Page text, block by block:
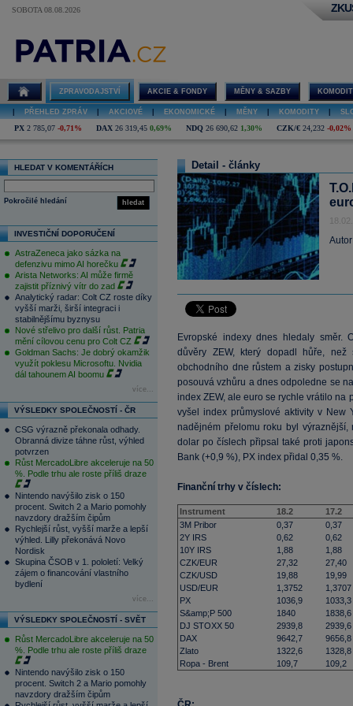
SOBOTA 08.08.2026
ZPRAVODAJSTVÍ AKCIE & FONDY MĚNY & SAZBY
PŘEHLED ZPRÁV AKCIOVÉ EKONOMICKÉ MĚNY KOMODITY
PX 2 785,07 -0,71% DAX 26 319,45 0,69% NDQ 26 690,62 1,30% CZK/€ 24,232 -0,02%
HLEDAT V KOMENTÁŘÍCH
hledat
Pokročilé hledání
INVESTIČNÍ DOPORUČENÍ
AstraZeneca jako sázka na
defenzivu mimo AI horečku
Arista Networks: AI může firmě
zajistit příznivý vítr do zad
Analytický radar: Colt CZ roste díky
vyšší marži, širší integraci i
stabilnějšímu byznysu
Nové střelivo pro další růst. Patria
mění cílovou cenu pro Colt CZ
Goldman Sachs: Je dobrý okamžik
využít poklesu Microsoftu. Nvidia
dál tahounem AI boomu
více...
VÝSLEDKY SPOLEČNOSTÍ - ČR
CSG výrazně překonala odhady.
Obranná divize táhne růst, výhled
potvrzen
Růst MercadoLibre akceleruje na 50
%. Podle trhu ale roste příliš draze
Nintendo navýšilo zisk o 150
procent. Switch 2 a Mario pomohly
navzdory dražším čipům
Rychlejší růst, vyšší marže a lepší
výhled. Lilly překonává Novo
Nordisk
Skupina ČSOB v 1. pololetí: Velký
zájem o financování vlastního
bydlení
více...
VÝSLEDKY SPOLEČNOSTÍ - SVĚT
Růst MercadoLibre akceleruje na 50
%. Podle trhu ale roste příliš draze
Nintendo navýšilo zisk o 150
procent. Switch 2 a Mario pomohly
navzdory dražším čipům
Detail - články
Evropské indexy dnes hledaly směr.
důvěry ZEW, který dopadl hůře,
obchodního dne růstem a zisky
posouvá vzhůru a dnes odpoledne se
index ZEW, ale euro se rychle vrátilo na
vyšel index průmyslové aktivity v New
nadějném přelomu roku byl
dolar po číslech připsal také proti
Bank (+0,9 %), PX index přidal 0,35 %.
Finanční trhy v číslech:
Instrument 18.2
17.2
3M Pribor
0,37
0,37
2Y IRS
0,62
0,62
10Y IRS
1,88
1,88
CZK/EUR
27,32
27,40
CZK/USD
19,88
19,99
USD/EUR
1,3752
1,3707
PX
1036,9
1033,3
S&amp;P 500
1840
1838,6
DJ STOXX 50
2939,8
2939,6
DAX
9642,7
9656,8
Zlato
1322,6
1328,8
Ropa - Brent
109,7 109,2